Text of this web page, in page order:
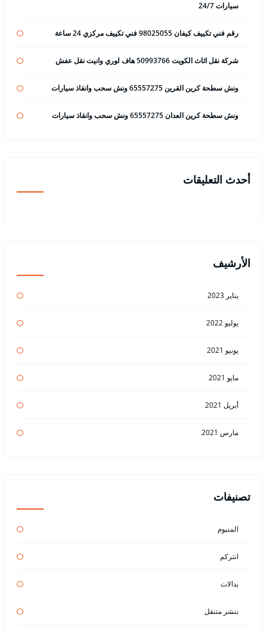
سيارات 24/7
رقم فني تكييف كيفان 98025055 فني تكييف مركزي 24 ساعة
شركة نقل اثاث الكويت 50993766 هاف لوري وانيت نقل عفش
ونش سطحة كرين القرين 65557275 ونش سحب وانقاذ سيارات
ونش سطحة كرين العدان 65557275 ونش سحب وانقاذ سيارات
أحدث التعليقات
الأرشيف
يناير 2023
يوليو 2022
يونيو 2021
مايو 2021
أبريل 2021
مارس 2021
تصنيفات
المنيوم
انتركم
بدالات
بنشر متنقل